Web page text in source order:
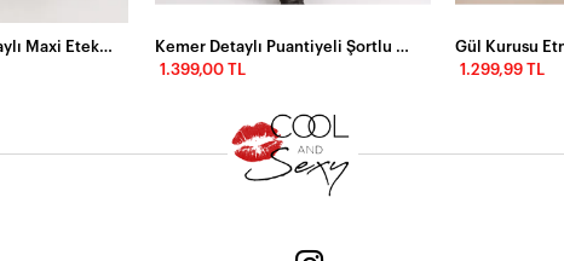
Müslin Yırtmaç Detaylı Maxi Etek – Siyah
Kemer Detaylı Puantiyeli Şortlu Volanlı Mini Etek – Siyah
1.399,00 TL
1.299,99 TL